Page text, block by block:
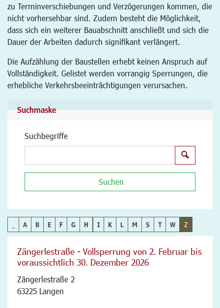
zu Terminverschiebungen und Verzögerungen kommen, die
nicht vorhersehbar sind. Zudem besteht die Möglichkeit,
dass sich ein weiterer Bauabschnitt anschließt und sich die
Dauer der Arbeiten dadurch signifikant verlängert.
Die Aufzählung der Baustellen erhebt keinen Anspruch auf
Vollständigkeit. Gelistet werden vorrangig Sperrungen, die
erhebliche Verkehrsbeeinträchtigungen verursachen.
Suchmaske
Suchbegriffe
Suchen
A B E F G H I K L M S T W Z
Zängerlestraße - Vollsperrung von 2. Februar bis
voraussichtlich 30. Dezember 2026
Zängerlestraße 2
63225 Langen